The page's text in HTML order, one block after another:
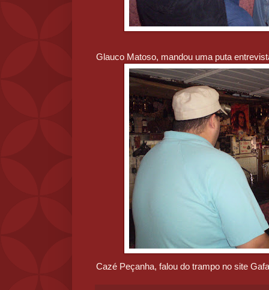
Glauco Matoso, mandou uma puta
Cazé Peçanha, falou do trampo no site